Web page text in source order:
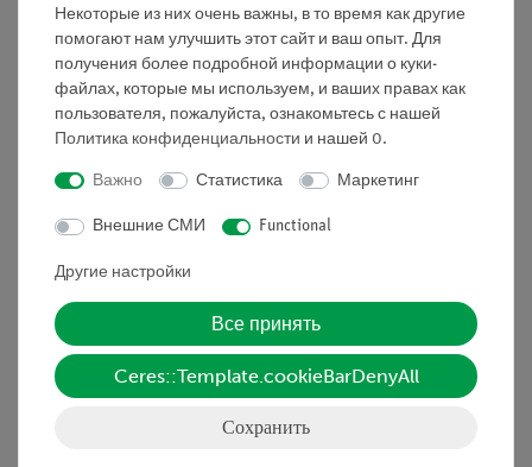
Кат.номер:P8011900
Пигмент зеленых
листьев
Кат.номер: P8011800
Условия, необходимые
для фотосинтеза
Кат.номер:
Некоторые из них очень важны, в то время как другие
помогают нам улучшить этот сайт и ваш опыт. Для
получения более подробной информации о куки-
файлах, которые мы используем, и ваших правах как
пользователя, пожалуйста, ознакомьтесь с нашей
Политика конфиденциальности и нашей 0.
Важно Статистика Маркетинг
Внешние СМИ Functional
Другие настройки
Все принять
Ceres::Template.cookieBarDenyAll
Сохранить